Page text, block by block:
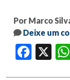
Por Marco
Deixe um
Facebook